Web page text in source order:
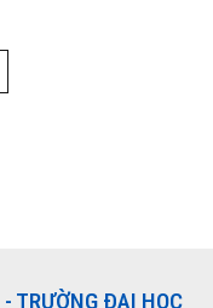
- TRƯỜNG ĐẠI HỌC